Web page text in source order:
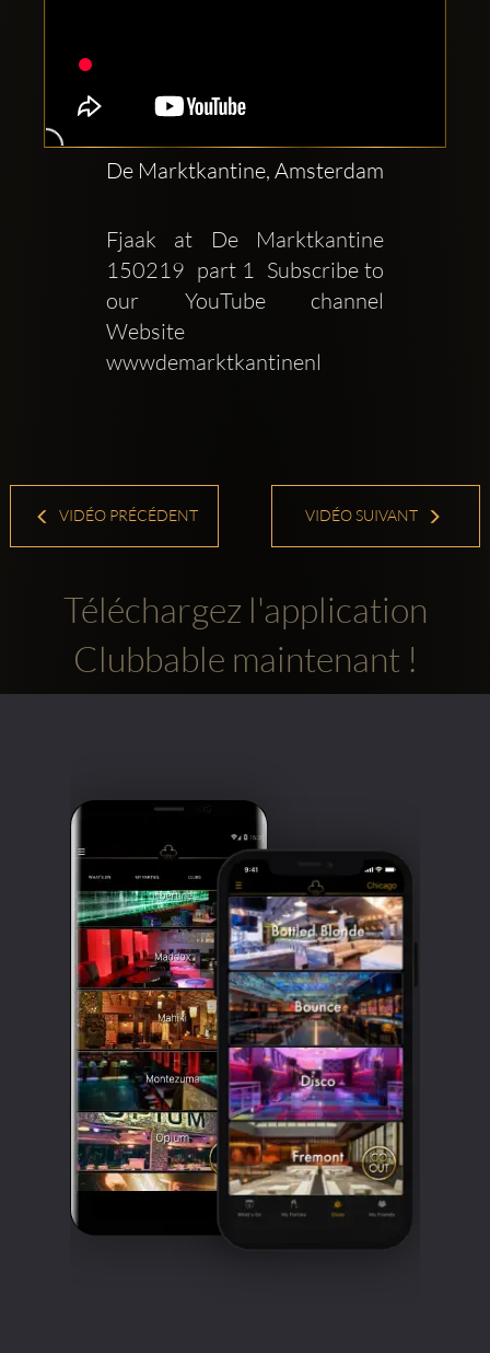
sociaux
Clubbable:
De Marktkantine, Amsterdam
Fjaak at De Marktkantine
150219  part 1  Subscribe to
our YouTube channel
Website
wwwdemarktkantinenl
VIDÉO PRÉCÉDENT VIDÉO SUIVANT
Téléchargez l'application
Clubbable maintenant !